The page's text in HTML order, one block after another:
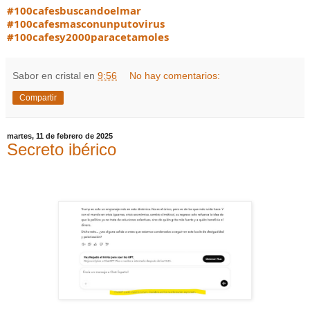
#100cafesbuscandoelmar
#100cafesmasconunputovirus
#100cafesy2000paracetamoles
Sabor en cristal en 9:56 No hay comentarios:
Compartir
martes, 11 de febrero de 2025
Secreto ibérico